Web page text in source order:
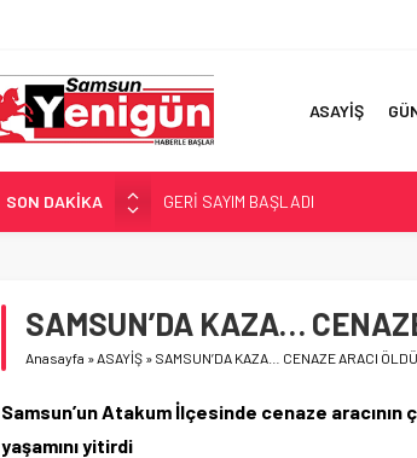
ASAYİŞ
SON DAKİKA
GERİ SAYIM BAŞLADI
SAMSUNSPOR’DA HEDEF
İŞTE FINDIK FİYATI!
YÖNETİCİ SEÇERKEN YAPILAN EN
SAMSUN’DA KAZA…
Anasayfa »ASAYİŞ » SAMSUN’DA KAZA… CENAZE ARACI
Samsun’un Atakum İlçesinde cenaze aracının
yaşamını yitirdi